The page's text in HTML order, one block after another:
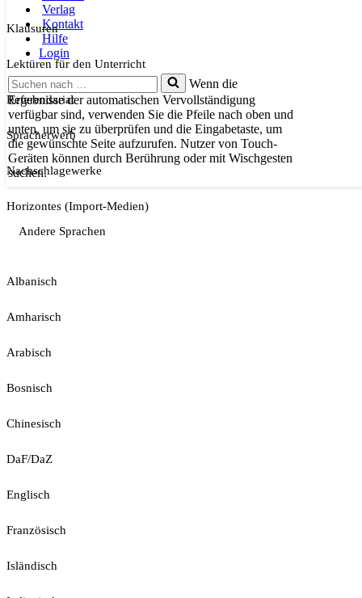
Verlag
Kontakt
Hilfe
Login
Suchen
nach …
Wenn die
Ergebnisse der automatischen Vervollständigung
verfügbar sind, verwenden Sie die Pfeile nach oben und
unten, um sie zu überprüfen und die Eingabetaste, um
die gewünschte Seite aufzurufen. Nutzer von Touch-
Geräten können durch Berührung oder mit Wischgesten
suchen.
Klausuren
Lektüren für den Unterricht
Referendariat
Spracherwerb
Nachschlagewerke
Horizontes (Import-Medien)
Andere Sprachen
Albanisch
Amharisch
Arabisch
Bosnisch
Chinesisch
DaF/DaZ
Englisch
Französisch
Isländisch